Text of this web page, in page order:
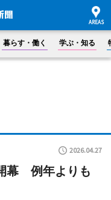
暮らす・働く 学ぶ・知る
2026.04.27
幕 例年よりも